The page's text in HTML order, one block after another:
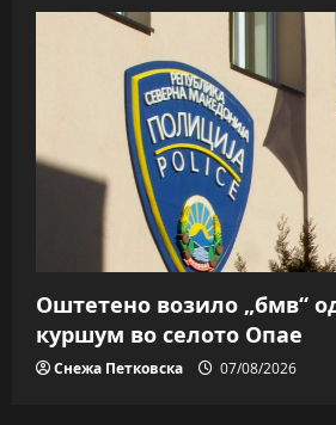
Оштетено возило „бмв“
куршум во селото Опае
Снежа Петковска 07/08/2026